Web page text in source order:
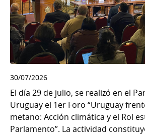
30/07/2026
El día 29 de julio, se realizó en el
Uruguay el 1er Foro “Uruguay
metano: Acción climática y el Rol
Parlamento”. La actividad